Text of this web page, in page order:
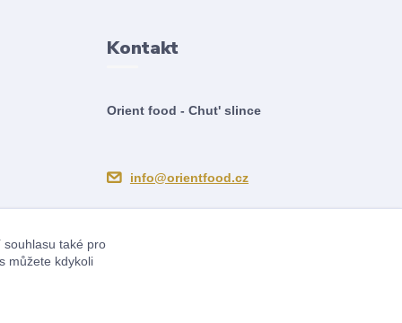
Kontakt
Orient food - Chut' slince
info@orientfood.cz
také pro
můžete kdykoli